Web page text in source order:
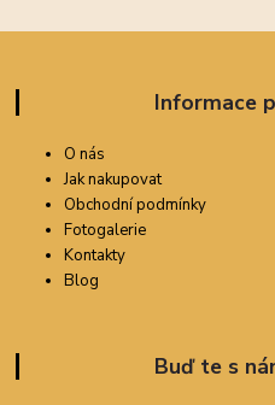
Informace
O nás
Jak nakupovat
Obchodní podmínky
Fotogalerie
Kontakty
Blog
Buď te s